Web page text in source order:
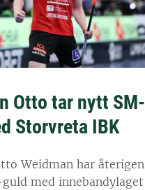
Otto tar nytt SM-
Storvreta IBK
Weidman har återigen
med innebandylaget